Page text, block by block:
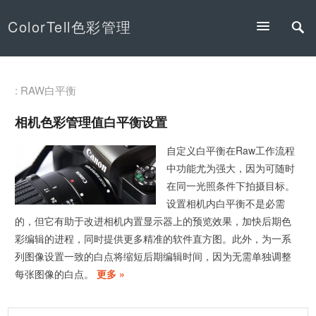
ColorTell色彩管理
: RAW白平衡
相机色彩管理值白平衡设置
自定义白平衡在Raw工作流程
中功能尤为强大，因为可随时
在同一光照条件下拍摄目标。
设置相机内白平衡不是必需
的，但它有助于改进相机内置显示器上的预览效果，加快后期色
彩编辑的进程，同时提供更多精准的软件直方图。此外，为一系
列图像设置一致的白点将缩短后期编辑时间，因为无需单独调整
每张图像的白点。
更多 »